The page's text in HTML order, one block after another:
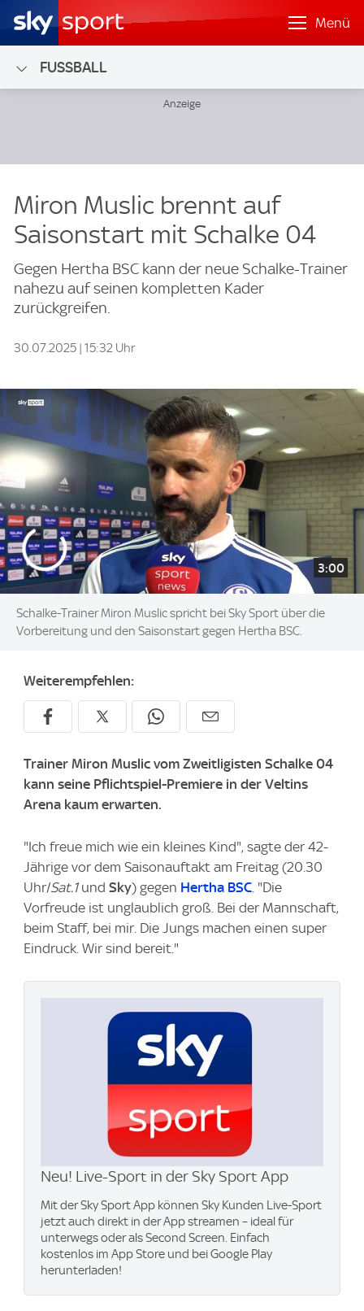
Menü
FUSSBALL
Miron Muslic brennt auf
Saisonstart mit Schalke 04
Gegen Hertha BSC kann der neue Schalke-Trainer
nahezu auf seinen kompletten Kader
zurückgreifen.
30.07.2025 | 15:32 Uhr
3:00
Schalke-Trainer Miron Muslic spricht bei Sky Sport über die
Vorbereitung und den Saisonstart gegen Hertha BSC.
Weiterempfehlen:
Trainer Miron Muslic vom Zweitligisten Schalke 04
kann seine Pflichtspiel-Premiere in der Veltins
Arena kaum erwarten.
"Ich freue mich wie ein kleines Kind", sagte der 42-
Jährige vor dem Saisonauftakt am Freitag (20.30
Uhr/Sat.1und Sky) gegen Hertha BSC. "Die
Vorfreude ist unglaublich groß. Bei der Mannschaft,
beim Staff, bei mir. Die Jungs machen einen super
Eindruck. Wir sind bereit."
Neu! Live-Sport in der Sky Sport App
Mit der Sky Sport App können Sky Kunden Live-Sport
jetzt auch direkt in der App streamen – ideal für
unterwegs oder als Second Screen. Einfach
kostenlos im App Store und bei Google Play
herunterladen!